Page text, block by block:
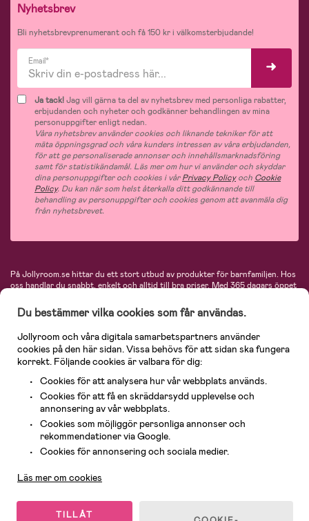
Nyhetsbrev
Bli nyhetsbrevprenumerant och få 150 kr i välkomsterbjudande!
Email*
Ja tack!Jag vill gärna ta del av nyhetsbrev med personliga rabatter,
erbjudanden och nyheter och godkänner behandlingen av mina
personuppgifter enligt nedan.
Våra nyhetsbrev använder cookies och liknande tekniker för att
mäta öppningsgrad och våra kunders intressen av våra erbjudanden,
för att ge personaliserade annonser och innehållsmarknadsföring
samt för statistikändamål. Läs mer om hur vi använder och skyddar
dina personuppgifter och cookies i vårPrivacy Policyoch Cookie
Policy. Du kan när som helst återkalla ditt godkännande till
behandling av personuppgifter och cookies genom att avanmäla dig
från nyhetsbrevet.
På Jollyroom.se hittar du ett stort utbud av produkter för barnfamiljen. Hos
oss handlar du snabbt, enkelt och alltid till bra priser. Med 365 dagars öppet
hos oss. I vårt sortiment hittar du barnvagnar, bilstolar, kläder för barn och
baby, produkter för mamman, massor av inspirerande inredning, leksaker,
varumärken så som Britax, Maxi-Cosi, Baby Jogger, BabyBjörn, Didriksons,
KidKraft, Ergobaby, Philips Avent, Neonate, Cybex, LEGO och många fler.
Välkommen in och kika runt i Nordens största barn- och babybutik på nätet!
© 2026 Jollyroom AB. Alla rättigheter reserverade.
Du bestämmer vilka cookies som får användas.
Jollyroom och våra digitala samarbetspartners använder
cookies på den här sidan. Vissa behövs för att sidan ska fungera
korrekt. Följande cookies är valbara för dig:
Cookies för att analysera hur vår webbplats används.
Cookies för att få en skräddarsydd upplevelse och
annonsering av vår webbplats.
Cookies som möjliggör personliga annonser och
rekommendationer via Google.
Cookies för annonsering och sociala medier.
Läs mer om cookies
TILLÅT